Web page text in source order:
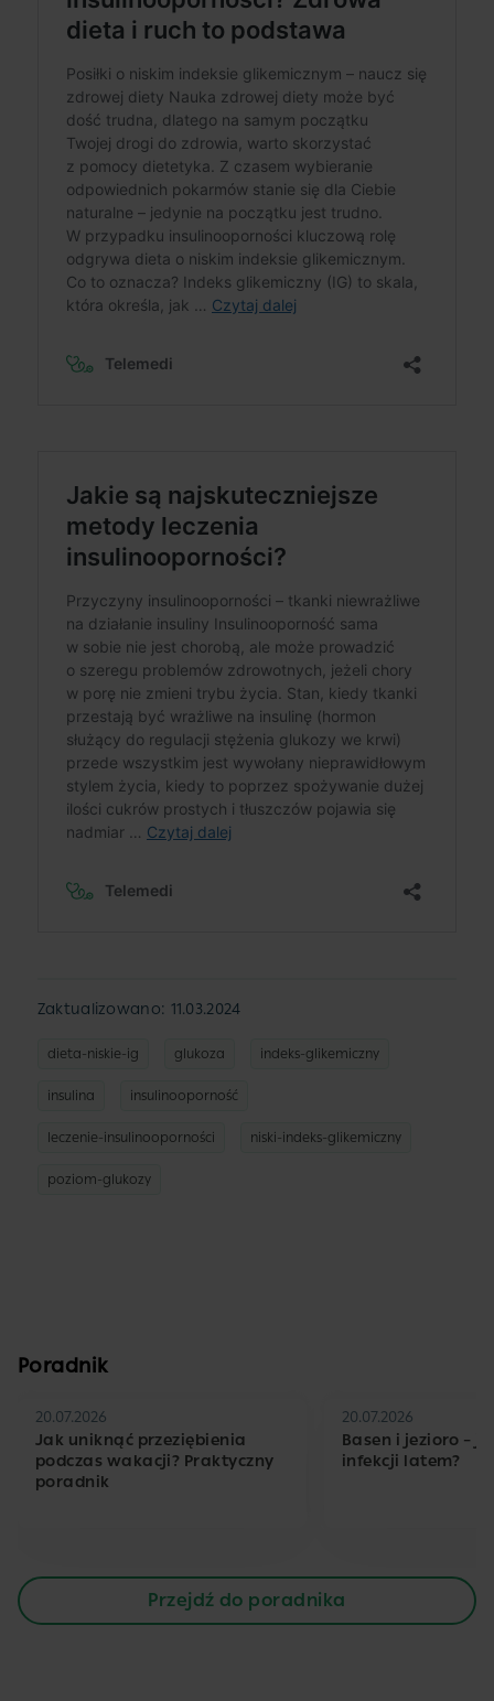
Zaktualizowano: 11.03.2024
dieta-niskie-ig glukoza indeks-glikemiczny
insulina insulinooporność
leczenie-insulinooporności niski-indeks-glikemiczny
poziom-glukozy
Poradnik
20.07.2026
Jak uniknąć przeziębienia
podczas wakacji? Praktyczny
poradnik
20.07.2026
Basen i jezioro –
infekcji latem?
Przejdź do poradnika